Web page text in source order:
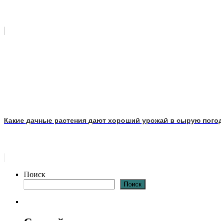
Какие дачные растения дают хороший урожай в сырую
Поиск
Поиск